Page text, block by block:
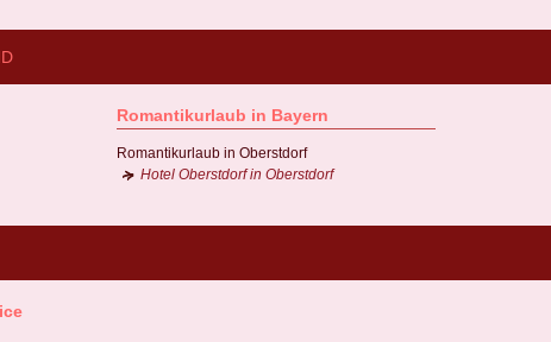
Romantikurlaub in Bayern
Romantikurlaub in Oberstdorf
Hotel Oberstdorf in Oberstdorf